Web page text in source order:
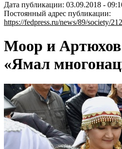
Дата публикации: 03.09.2018 -
Постоянный адрес публикации:
https://fedpress.ru/news/89/society/
Моор и
«Ямал